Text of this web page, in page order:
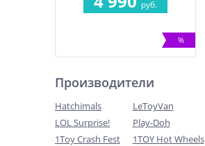
руб.
%
Производители
Hatchimals
LeToyVan
LOL Surprise!
Play-Doh
1Toy Crash Fest
1TOY Hot Wheels